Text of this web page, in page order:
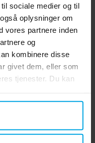
sociale medier og til
oplysninger om
vores partnere inden
og
kombinere disse
givet dem, eller som
tjenester. Du kan
Pris:25 kr.
25 kr.
GÅ TIL
også